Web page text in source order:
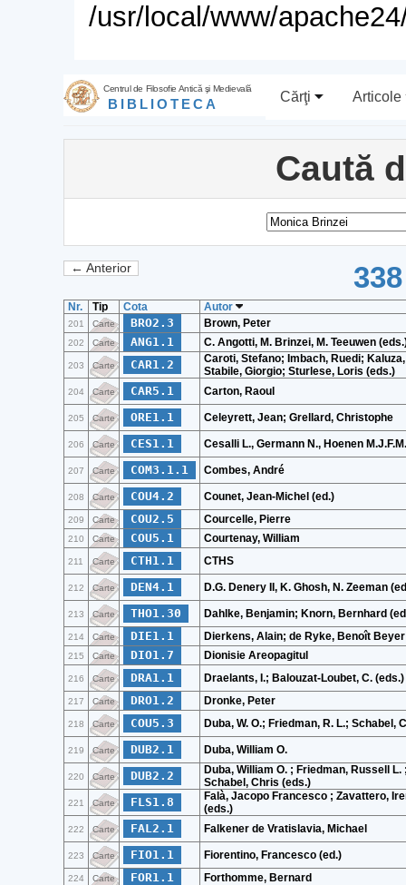
/usr/local/www/
Centrul de Filosofie Antică şi Medievală
BIBLIOTECA Cărţi Articole
Caută
← Anterior
Nr. Tip Cota Autor
201 Carte BRO2.3 Brown, Peter
202 Carte ANG1.1 C. Angotti, M. Brinzei, M. Teeuwen
203 Carte CAR1.2
Caroti, Stefano; Imbach, Ruedi;
Stabile, Giorgio; Sturlese, Loris (eds.)
204 Carte CAR5.1 Carton, Raoul
205 Carte ORE1.1 Celeyrett, Jean; Grellard, Christophe
206 Carte CES1.1 Cesalli L., Germann N., Hoenen M.J.F.M.
207 Carte COM3.1.1 Combes, André
208 Carte COU4.2 Counet, Jean-Michel (ed.)
209 Carte COU2.5 Courcelle, Pierre
210 Carte COU5.1 Courtenay, William
211 Carte CTH1.1 CTHS
212 Carte DEN4.1 D.G. Denery II, K. Ghosh, N. Zeeman
213 Carte THO1.30 Dahlke, Benjamin; Knorn, Bernhard
214 Carte DIE1.1 Dierkens, Alain; de Ryke, Benoît
215 Carte DIO1.7 Dionisie Areopagitul
216 Carte DRA1.1 Draelants, I.; Balouzat-Loubet, C. (eds.)
217 Carte DRO1.2 Dronke, Peter
218 Carte COU5.3 Duba, W. O.; Friedman, R. L.; Schabel,
219 Carte DUB2.1 Duba, William O.
220 Carte DUB2.2
Duba, William O. ; Friedman, Russell L.
Schabel, Chris (eds.)
221 Carte FLS1.8
Falà, Jacopo Francesco ; Zavattero,
(eds.)
222 Carte FAL2.1 Falkener de Vratislavia, Michael
223 Carte FIO1.1 Fiorentino, Francesco (ed.)
224 Carte FOR1.1 Forthomme, Bernard